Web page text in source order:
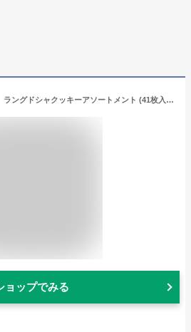
GODIVA（ゴディバ） ラングドシャクッキーアソートメント (41枚入) ギフト 個包装 グルメ スイーツ 洋菓子 プレゼント お返し お祝い チョコレート お菓子 お配り 内祝い 結婚祝い 出産祝い 高級 人気 お年賀 ギフト
ョップでみる